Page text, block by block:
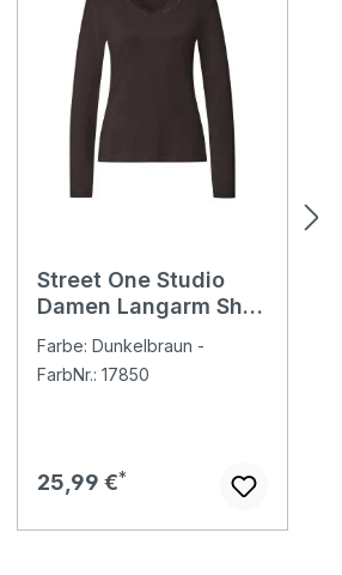
Street One Studio
Damen Langarm Shirt
brown
Farbe: Dunkelbraun -
FarbNr.: 17850
Regulärer Preis:
25,99 €